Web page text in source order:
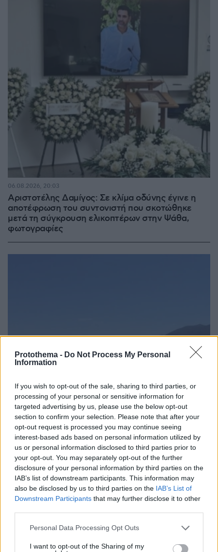
Protothema - Do Not Process My Personal
Information
If you wish to opt-out of the sale, sharing to third parties, or
processing of your personal or sensitive information for
targeted advertising by us, please use the below opt-out
section to confirm your selection. Please note that after your
opt-out request is processed you may continue seeing
interest-based ads based on personal information utilized by
us or personal information disclosed to third parties prior to
your opt-out. You may separately opt-out of the further
disclosure of your personal information by third parties on the
IAB’s list of downstream participants. This information may
also be disclosed by us to third parties on the IAB’s List of
Downstream Participants that may further disclose it to other
Please note that this website/app uses one or more Google
not limited to your visit or usage behaviour. You may click to
Personal Data Processing Opt Outs
I want to opt-out of the Sharing of my
Αριστοτέλης Δαμίγος: Σε κλίμα οδύνης έγινε η
αποτέφρωση του συντονιστή που σκοτώθηκε
μετά τη σύγκρουση ελικοπτέρων στην Ψάθα,
φωτογραφίες
06.08.2026, 20:03
Πώς έγινε η τραγωδία με την νεκρή μητέρα στα
Μάλια: Βούτηξε για να βοηθήσει τη φίλη της και
πνίγηκε, τα παιδιά φώναζαν για βοήθεια
06.08.2026, 21:23
Χρίστος Κούγιας: Η προσωπική μου
φημών ή σεναρίων που